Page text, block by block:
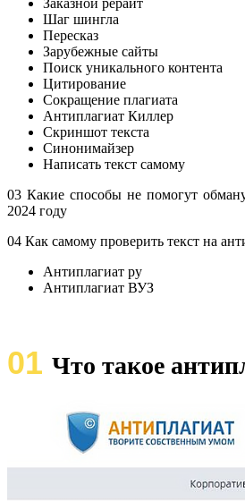
Заказной рерайт
Шаг шингла
Пересказ
Зарубежные сайты
Поиск уникального контента
Цитирование
Сокращение плагиата
Антиплагиат Киллер
Скриншот текста
Синонимайзер
Написать текст самому
03 Какие способы не помогут
2024 году
04 Как самому проверить текст на
Антиплагиат ру
Антиплагиат ВУЗ
01 Что такое